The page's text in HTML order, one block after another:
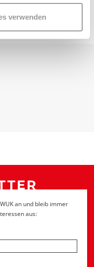
verwenden
an und bleib immer
aus: